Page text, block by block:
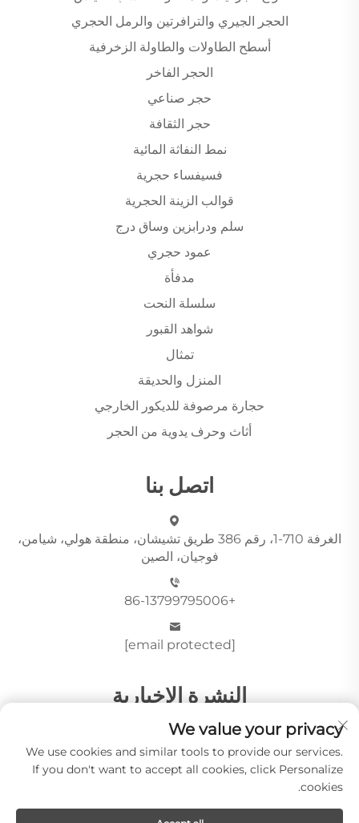
الحجر الجيري والترافرتين والرمل الحجري
أسطح الطاولات والطاولة الزخرفية
الحجر الفاخر
حجر صناعي
حجر الثقافة
نمط النفاثة المائية
فسيفساء حجرية
قوالب الزينة الحجرية
سلم ودرابزين وساق درج
عمود حجري
مدفأة
سلسلة النحت
شواهد القبور
تمثال
المنزل والحديقة
حجارة مرصوفة للديكور الخارجي
أثاث وحرف يدوية من الحجر
اتصل بنا
الغرفة 710-1، رقم 386 طريق تشيشان، منطقة هولي، شيامن،
فوجيان، الصين
+86-13799795006
[email protected]
النشرة الإخبارية
أرسِل
We value your privacy
We use cookies and similar tools to provide our services.
If you don't want to accept all cookies, click Personalize
cookies.